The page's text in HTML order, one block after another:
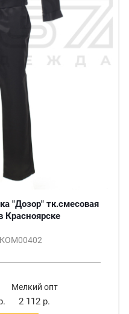
"Дозор" тк.смесовая
Красноярске
Мелкий опт
2 112 р.